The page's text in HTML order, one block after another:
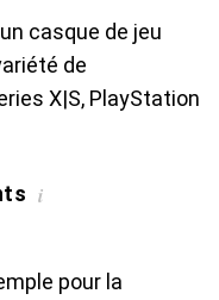
casque de jeu
de
X|S, PlayStation
i
pour la